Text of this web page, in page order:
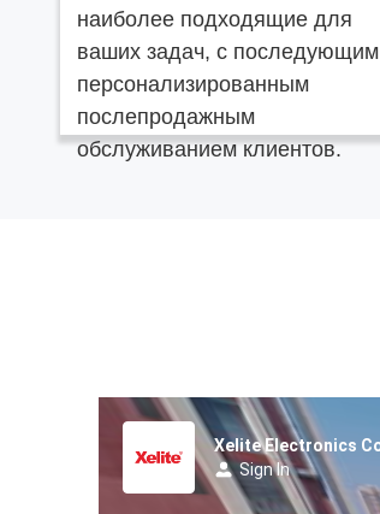
наиболее подходящие для
ваших задач, с последующим
персонализированным
послепродажным
обслуживанием клиентов.